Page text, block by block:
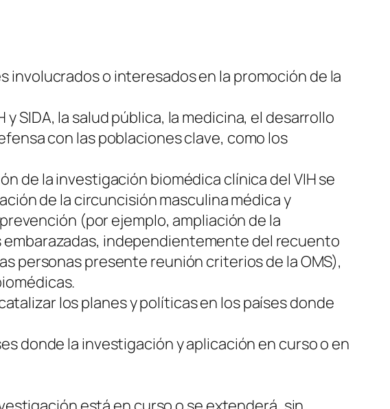
involucrados o interesados en la promoción de la
SIDA, la salud pública, la medicina, el desarrollo
con las poblaciones clave, como los
de la investigación biomédica clínica del VIH se
de la circuncisión masculina médica y
(por ejemplo, ampliación de la
independientemente del recuento
personas presente reunión criterios de la OMS),
los planes y políticas en los países donde
donde la investigación y aplicación en curso o en